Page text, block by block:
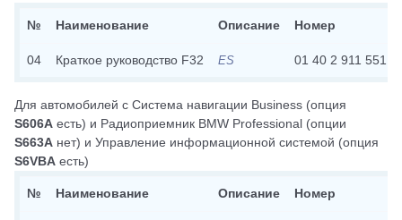
№ Наименование Описание Номер
04 Краткое руководство F32 ES 01 40 2 911 551
Для автомобилей с Система навигации Business (опция
S606A есть) и Радиоприемник BMW Professional (опции
S663A нет) и Управление информационной системой (опция
S6VBA есть)
№ Наименование Описание Номер